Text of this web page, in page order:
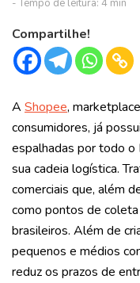
Compartilhe!
A Shopee,
consumidores, já
espalhadas por todo o
sua cadeia logística.
comerciais que, além
como pontos de
brasileiros. Além de
pequenos e médios
reduz os prazos de